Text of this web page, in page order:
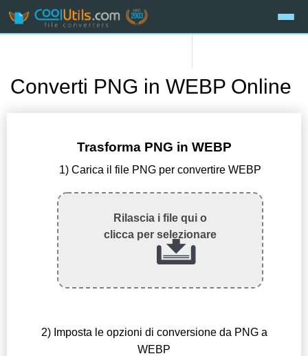
Converti PNG in WEBP Online
Trasforma PNG in WEBP
1) Carica il file PNG per convertire WEBP
Rilascia i file qui o
clicca per selezionare
2) Imposta le opzioni di conversione da PNG a
WEBP